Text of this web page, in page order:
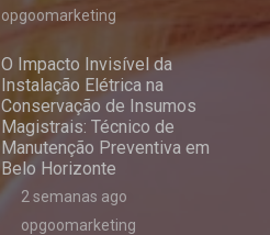
opgoomarketing
O Impacto Invisível da
Instalação Elétrica na
Conservação de Insumos
Magistrais: Técnico de
Manutenção Preventiva em
Belo Horizonte
2 semanas ago
opgoomarketing